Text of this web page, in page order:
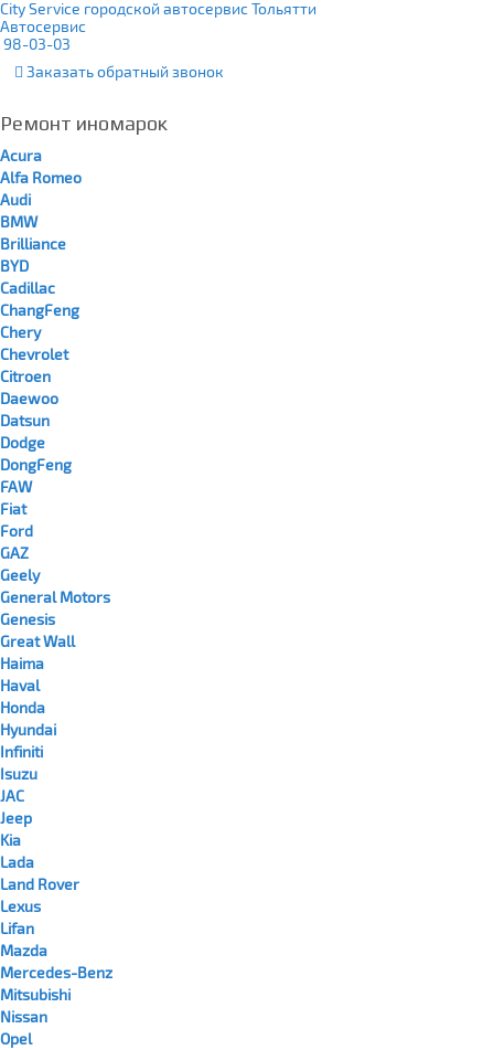
City Service городской автосервис Тольятти
Автосервис
98-03-03
Заказатьобратный звонок
Ремонт иномарок
Acura
Alfa Romeo
Audi
BMW
Brilliance
BYD
Cadillac
ChangFeng
Chery
Chevrolet
Citroen
Daewoo
Datsun
Dodge
DongFeng
FAW
Fiat
Ford
GAZ
Geely
General Motors
Genesis
Great Wall
Haima
Haval
Honda
Hyundai
Infiniti
Isuzu
JAC
Jeep
Kia
Lada
Land Rover
Lexus
Lifan
Mazda
Mercedes-Benz
Mitsubishi
Nissan
Opel